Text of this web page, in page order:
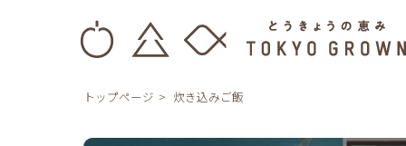
トップページ 炊き込みご飯